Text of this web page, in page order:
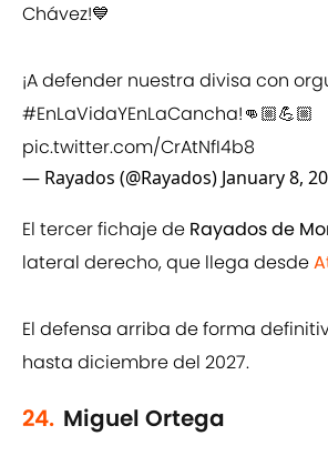
Chávez!💙
¡A defender nuestra divisa con
#EnLaVidaYEnLaCancha!👊🏼💪🏼
pic.twitter.com/CrAtNfI4b8
— Rayados (@Rayados) January 8,
El tercer fichaje de Rayados de
lateral derecho, que llega desde
El defensa arriba de forma
hasta diciembre del 2027.
24. Miguel Ortega